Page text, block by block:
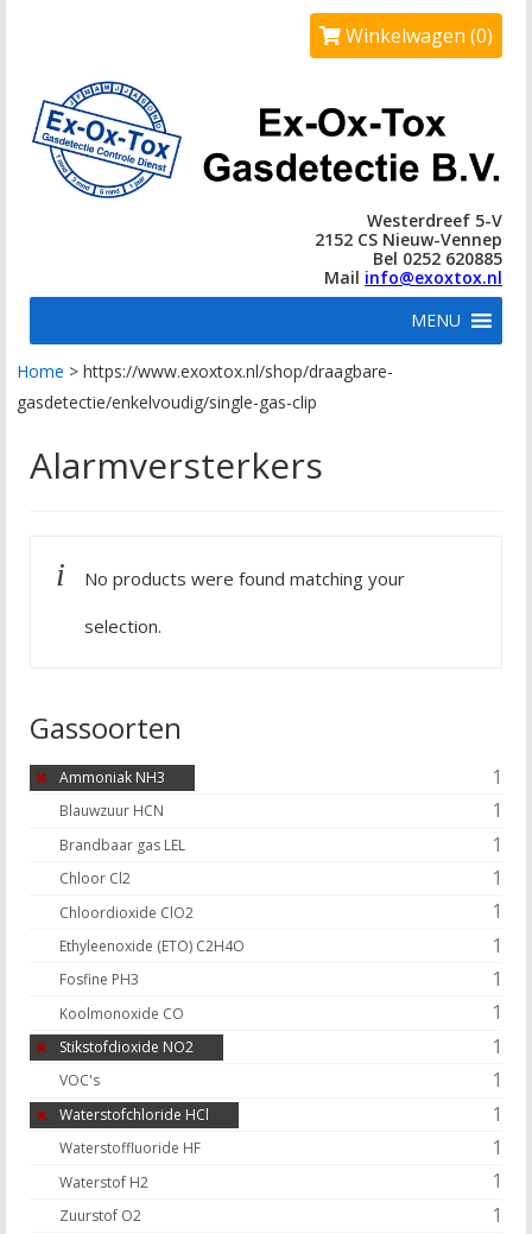
Winkelwagen (0)
Westerdreef 5-V
2152 CS Nieuw-Vennep
Bel 0252 620885
Mail info@exoxtox.nl
MENU
Home > https://www.exoxtox.nl/shop/draagbare-
gasdetectie/enkelvoudig/single-gas-clip
Alarmversterkers
No products were found matching your
selection.
Gassoorten
Ammoniak NH3 1
Blauwzuur HCN 1
Brandbaar gas LEL 1
Chloor Cl2 1
Chloordioxide ClO2 1
Ethyleenoxide (ETO) C2H4O 1
Fosfine PH3 1
Koolmonoxide CO 1
Stikstofdioxide NO2 1
VOC's 1
Waterstofchloride HCl 1
Waterstoffluoride HF 1
Waterstof H2 1
Zuurstof O2 1